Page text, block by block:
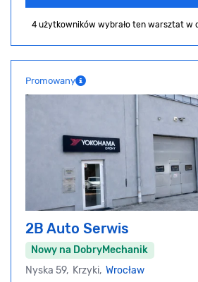
4 użytkowników wybrało ten warsztat w
Promowany
2B Auto Serwis
Nowy na DobryMechanik
Nyska 59, Krzyki, Wrocław